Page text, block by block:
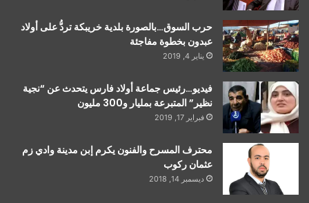
حرب السوق…بالصورة بلدية خريبكة تردُّ على أولاد
عبدون بخطوة مفاجئة
يناير 4, 2019
فيديو…رئيس جماعة أولاد فارس يتحدث عن “نجية
نظير” المتبرعة بمليار و300 مليون
فبراير 17, 2019
محترف المسرح والفنون يكرم إبن مدينة وادي زم
عثمان ركوب
ديسمبر 14, 2018